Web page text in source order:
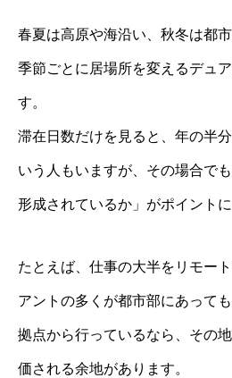
春夏は高原や海沿い、秋冬は都
季節ごとに居場所を変えるデュ
す。
滞在日数だけを見ると、年の半
いう人もいますが、その場合で
形成されているか」がポイントに
たとえば、仕事の大半をリモー
アントの多くが都市部にあって
拠点から行っているなら、その
価される余地があります。